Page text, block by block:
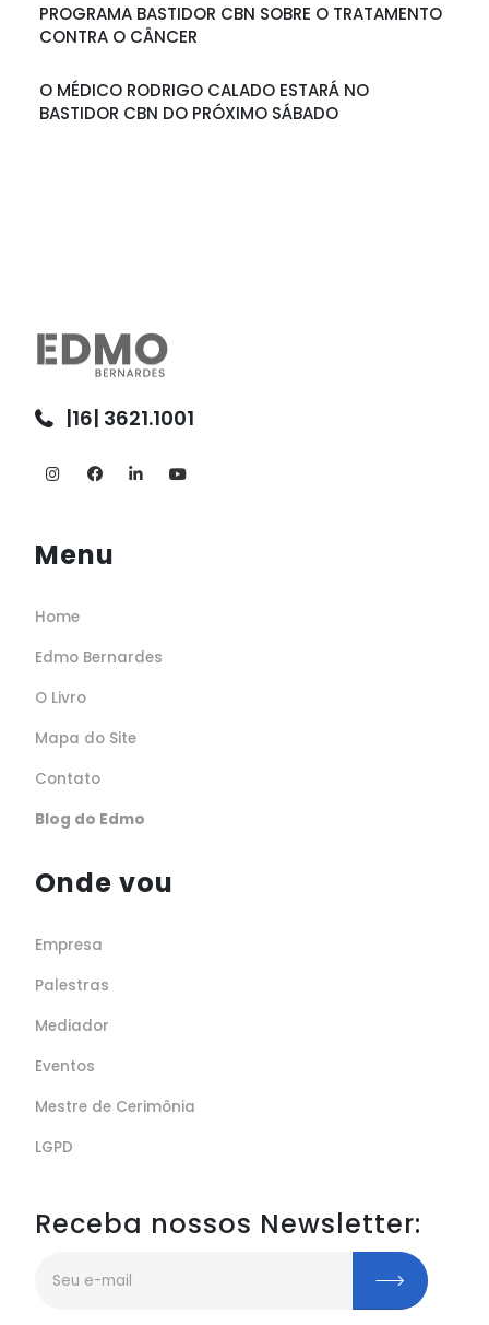
PROGRAMA BASTIDOR CBN SOBRE O TRATAMENTO
CONTRA O CÂNCER
O MÉDICO RODRIGO CALADO ESTARÁ NO
BASTIDOR CBN DO PRÓXIMO SÁBADO
|16| 3621.1001
Menu
Home
Edmo Bernardes
O Livro
Mapa do Site
Contato
Blog do Edmo
Onde vou
Empresa
Palestras
Mediador
Eventos
Mestre de Cerimônia
LGPD
Receba nossos Newsletter: